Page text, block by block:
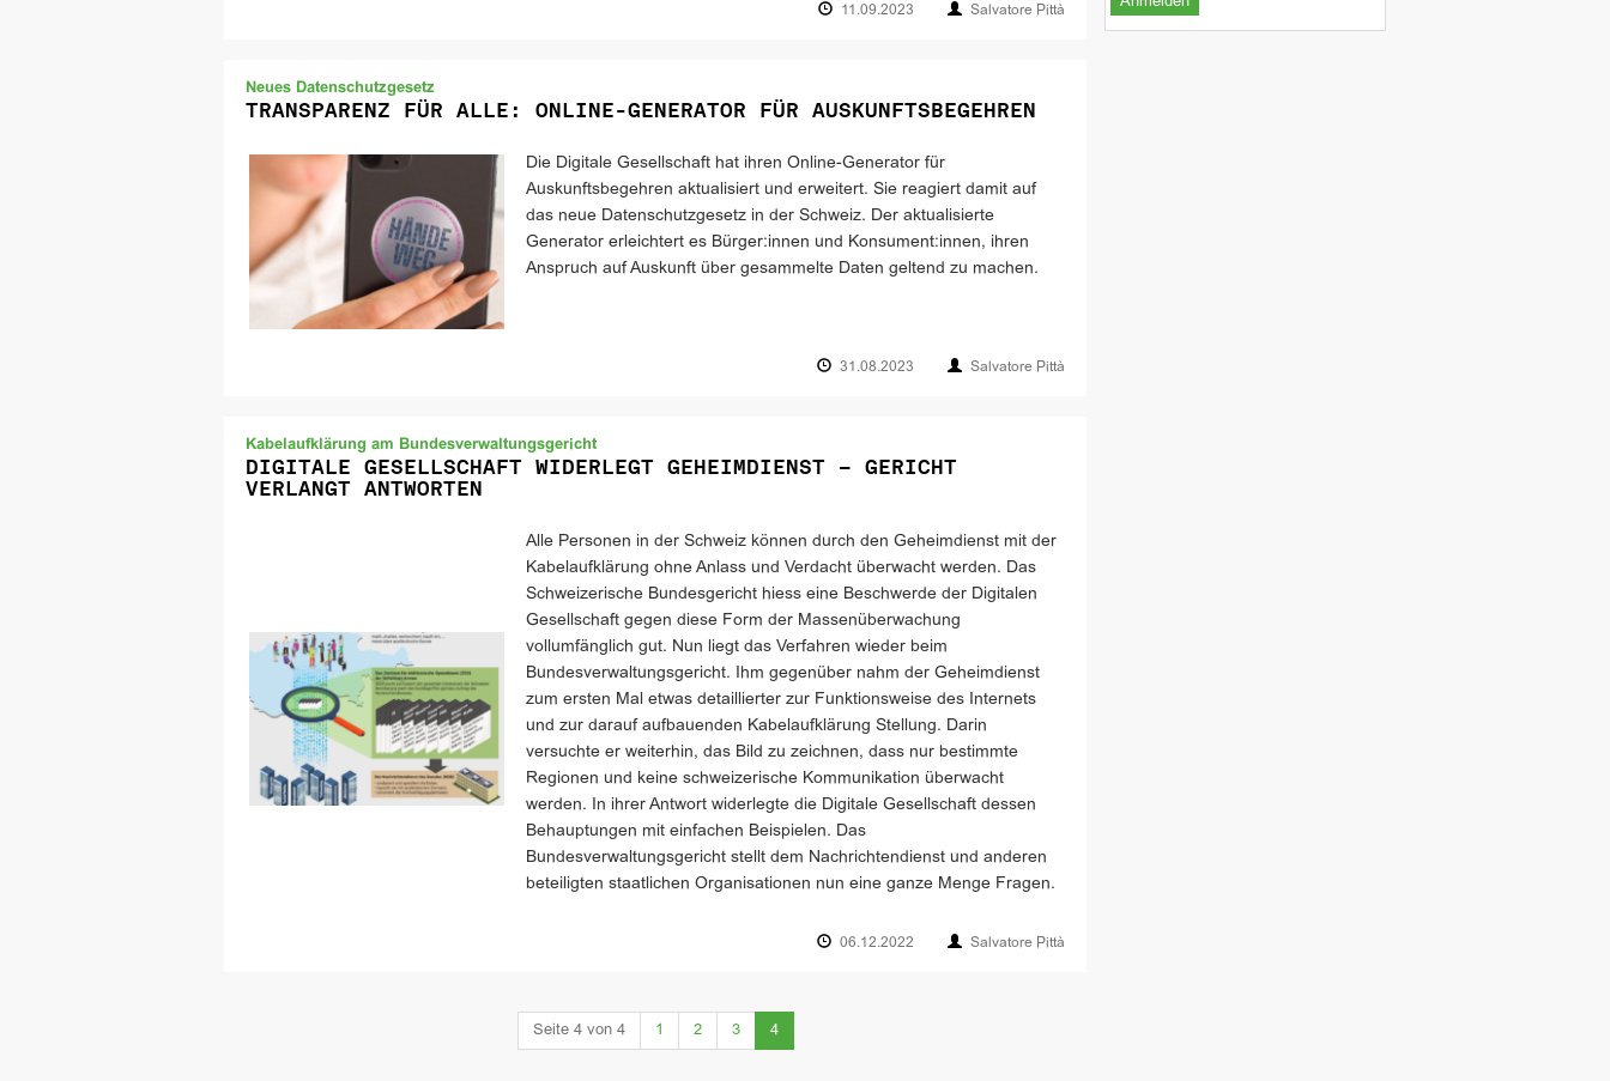
11.09.2023 Salvatore Pittà
Neues Datenschutzgesetz
TRANSPARENZ FÜR ALLE: ONLINE-GENERATOR FÜR AUSKUNFTSBEGEHREN
Die Digitale Gesellschaft hat ihren Online-Generator für
Auskunftsbegehren aktualisiert und erweitert. Sie reagiert damit auf
das neue Datenschutzgesetz in der Schweiz. Der aktualisierte
Generator erleichtert es Bürger:innen und Konsument:innen, ihren
Anspruch auf Auskunft über gesammelte Daten geltend zu machen.
31.08.2023 Salvatore Pittà
Kabelaufklärung am Bundesverwaltungsgericht
DIGITALE GESELLSCHAFT WIDERLEGT GEHEIMDIENST – GERICHT
VERLANGT ANTWORTEN
Alle Personen in der Schweiz können durch den Geheimdienst mit der
Kabelaufklärung ohne Anlass und Verdacht überwacht werden. Das
Schweizerische Bundesgericht hiess eine Beschwerde der Digitalen
Gesellschaft gegen diese Form der Massenüberwachung
vollumfänglich gut. Nun liegt das Verfahren wieder beim
Bundesverwaltungsgericht. Ihm gegenüber nahm der Geheimdienst
zum ersten Mal etwas detaillierter zur Funktionsweise des Internets
und zur darauf aufbauenden Kabelaufklärung Stellung. Darin
versuchte er weiterhin, das Bild zu zeichnen, dass nur bestimmte
Regionen und keine schweizerische Kommunikation überwacht
werden. In ihrer Antwort widerlegte die Digitale Gesellschaft dessen
Behauptungen mit einfachen Beispielen. Das
Bundesverwaltungsgericht stellt dem Nachrichtendienst und anderen
beteiligten staatlichen Organisationen nun eine ganze Menge Fragen.
06.12.2022 Salvatore Pittà
Seite 4 von 4 1 2 3 4(current)